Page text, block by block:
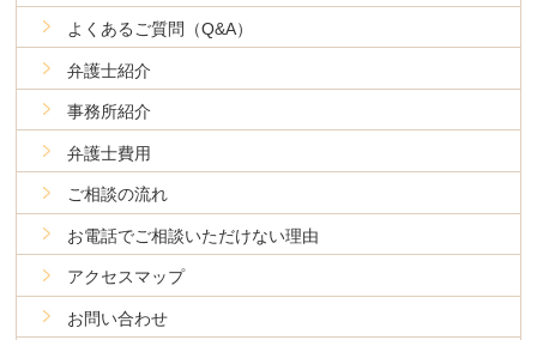
よくあるご質問（Q&A）
弁護士紹介
事務所紹介
弁護士費用
ご相談の流れ
お電話でご相談いただけない理由
アクセスマップ
お問い合わせ